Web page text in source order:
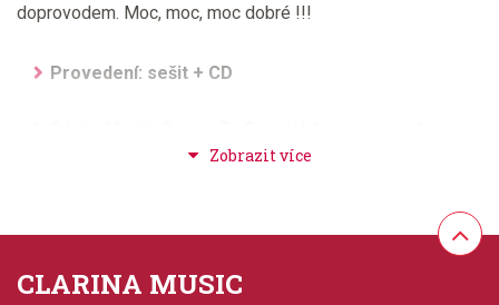
doprovodem. Moc, moc, moc dobré !!!
Provedení: sešit + CD
Hudební styl: muzikály + film + televize, jazz +
CLARINA MUSIC